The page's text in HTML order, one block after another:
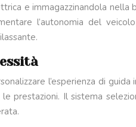
e immagazzinandola
l’autonomia del
l’esperienza di
prestazioni. Il sistema